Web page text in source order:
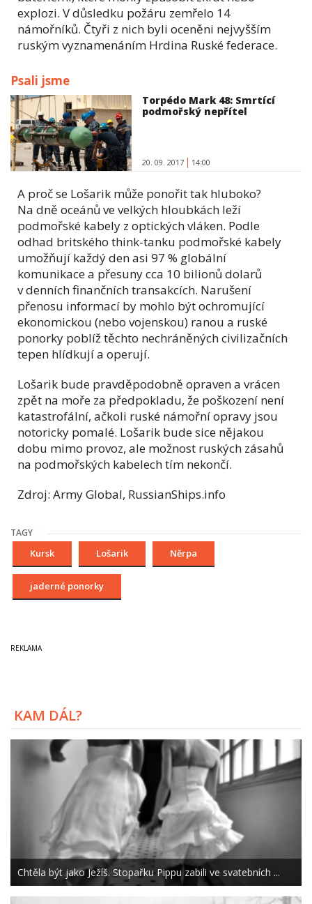
explozi. V důsledku požáru zemřelo 14
námořníků. Čtyři z nich byli oceněni nejvyšším
ruským vyznamenáním Hrdina Ruské federace.
Psali jsme
Torpédo Mark 48: Smrtící
podmořský nepřítel
20. 09. 2017 14:00
A proč se Lošarik může ponořit tak hluboko?
Na dně oceánů ve velkých hloubkách leží
podmořské kabely z optických vláken. Podle
odhad britského think-tanku podmořské kabely
umožňují každý den asi 97 % globální
komunikace a přesuny cca 10 bilionů dolarů
v denních finančních transakcích. Narušení
přenosu informací by mohlo být ochromující
ekonomickou (nebo vojenskou) ranou a ruské
ponorky poblíž těchto nechráněných civilizačních
tepen hlídkují a operují.
Lošarik bude pravděpodobně opraven a vrácen
zpět na moře za předpokladu, že poškození není
katastrofální, ačkoli ruské námořní opravy jsou
notoricky pomalé. Lošarik bude sice nějakou
dobu mimo provoz, ale možnost ruských zásahů
na podmořských kabelech tím nekončí.
Zdroj: Army Global, RussianShips.info
TAGY
Kursk Lošarik Něrpa
jaderné ponorky
KAM DÁL?
Chtěla být jako Ježíš. Stopařku Pippu zabili ve svatebních ...